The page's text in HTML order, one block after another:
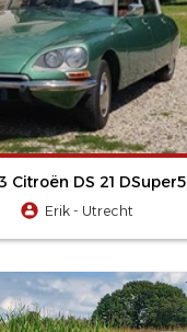
Citroën DS 21 DSuper5
Erik - Utrecht